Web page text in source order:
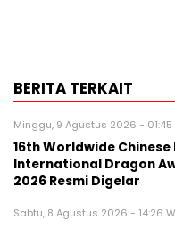
BERITA TERKAIT
Minggu, 9 Agustus 2026 - 01:45
16th Worldwide
International Dragon
2026 Resmi Digelar
Sabtu, 8 Agustus 2026 - 14:26